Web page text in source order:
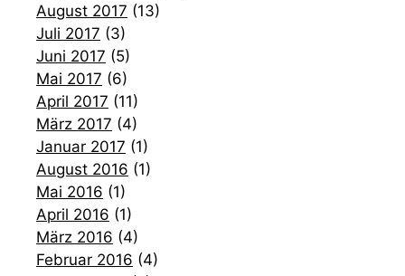
August 2017 (13)
Juli 2017 (3)
Juni 2017 (5)
Mai 2017 (6)
April 2017 (11)
März 2017 (4)
Januar 2017 (1)
August 2016 (1)
Mai 2016 (1)
April 2016 (1)
März 2016 (4)
Februar 2016 (4)